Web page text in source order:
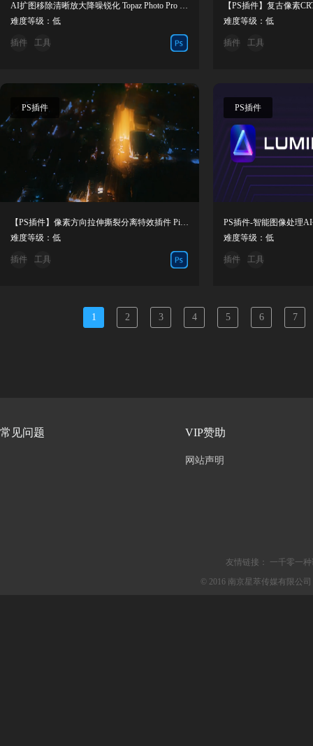
AI扩图移除清晰放大降噪锐化 Topaz Photo Pro v1.6.1 汉化版WINX64
难度等级：低
插件 工具
难度等级：低
插件 工具
PS插件
【PS插件】像素方向拉伸撕裂分离特效插件 Pixel Sorter 4 v4.2.0
难度等级：低
插件 工具
PS插件
难度等级：低
插件 工具
1 2 3 4 5 6 7
常见问题 VIP赞助
网站声明
友情链接：
一千零一
© 2016 南京星萃传媒有限公司